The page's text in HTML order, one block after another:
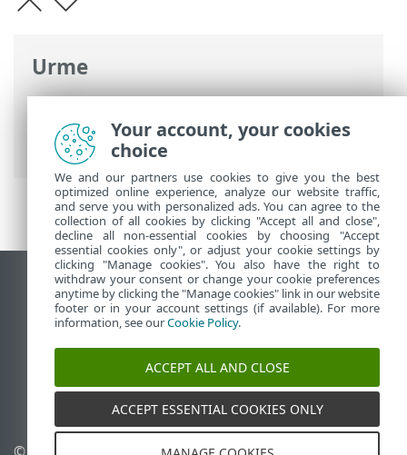
Urme
Ajutor online ESET>ESET Smart Security
Premium
>Setări avansate> Interfață
utilizator
Vizualizare site pentru desktop
End of Life
Baza de cunoștințe ESET
Forum ESET
ESET Status Portal
Asistenţă regională
Your account, your cookies
choice
We and our partners use cookies to give you the best
optimized online experience, analyze our website traffic,
and serve you with personalized ads. You can agree to the
collection of all cookies by clicking "Accept all and close",
decline all non-essential cookies by choosing "Accept
essential cookies only", or adjust your cookie settings by
clicking "Manage cookies". You also have the right to
withdraw your consent or change your cookie preferences
anytime by clicking the "Manage cookies" link in our website
footer or in your account settings (if available). For more
information, see ourCookie Policy.
ACCEPT ALL AND CLOSE
ACCEPT ESSENTIAL COOKIES ONLY